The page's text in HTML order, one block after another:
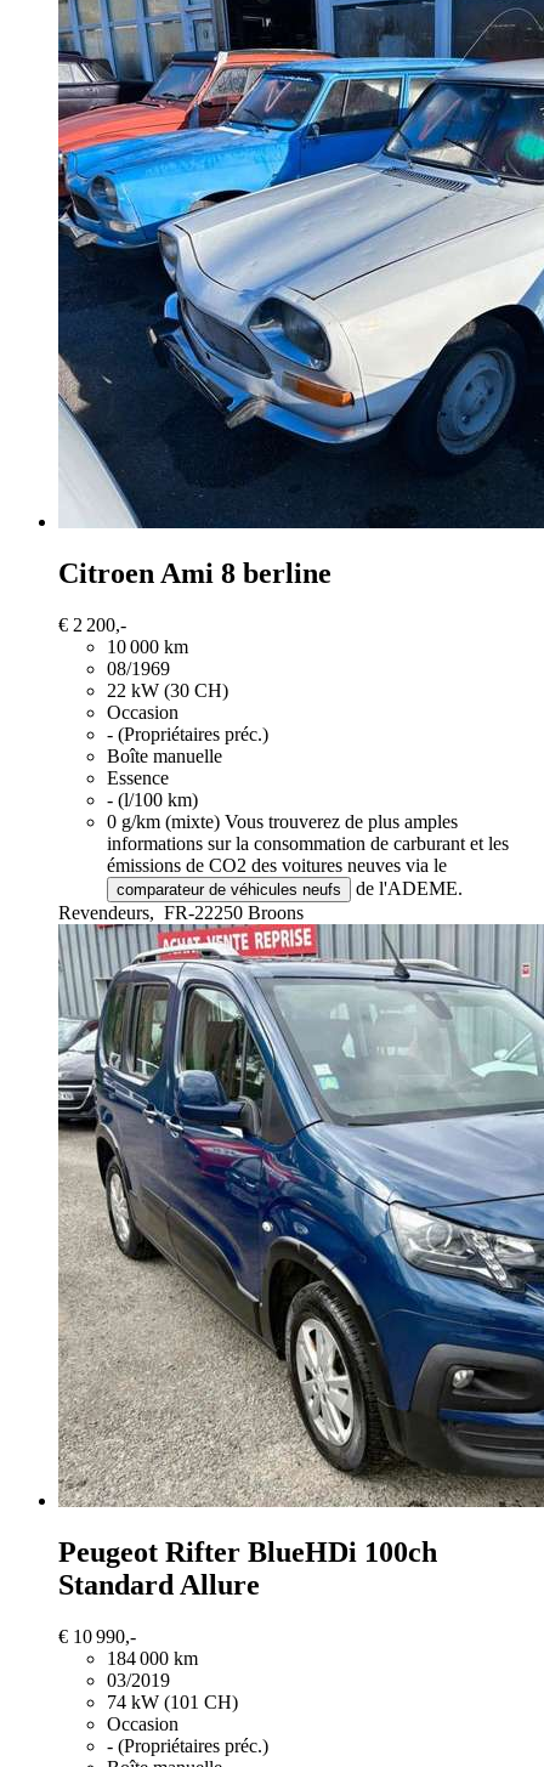
Citroen Ami 8 berline
€ 2 200,-
10 000 km
08/1969
22 kW (30 CH)
Occasion
- (Propriétaires préc.)
Boîte manuelle
Essence
- (l/100 km)
0 g/km (mixte) Vous trouverez de plus amples
informations sur la consommation de carburant et les
émissions de CO2 des voitures neuves via le
comparateur de véhicules neufs
de l'ADEME.
Revendeurs, FR-22250 Broons
Peugeot Rifter BlueHDi 100ch
Standard Allure
€ 10 990,-
184 000 km
03/2019
74 kW (101 CH)
Occasion
- (Propriétaires préc.)